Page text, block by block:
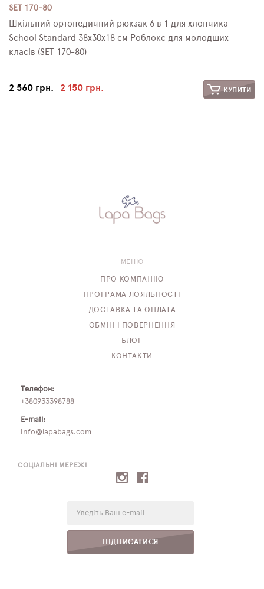
SET 170-80
Шкільний ортопедичний рюкзак 6 в 1 для хлопчика
School Standard 38х30х18 см Роблокс для молодших
класів (SET 170-80)
2 560 грн. 2 150 грн. КУПИТИ
СОЦІАЛЬНІ МЕРЕЖІ
ПІДПИСАТИСЯ
МЕНЮ
ПРО КОМПАНІЮ
ПРОГРАМА ЛОЯЛЬНОСТІ
ДОСТАВКА ТА ОПЛАТА
ОБМІН І ПОВЕРНЕННЯ
БЛОГ
КОНТАКТИ
Телефон:
+380933398788
E-mail:
info@lapabags.com